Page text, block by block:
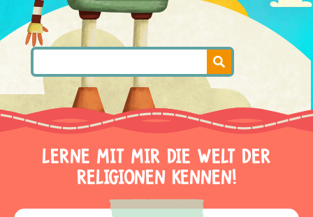
LERNE MIT MIR DIE WELT DER
RELIGIONEN KENNEN!